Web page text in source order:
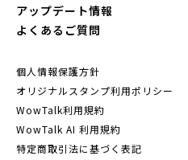
アップデート情報
よくあるご質問
個人情報保護方針
オリジナルスタンプ利用ポリシー
WowTalk利用規約
WowTalk AI 利用規約
特定商取引法に基づく表記